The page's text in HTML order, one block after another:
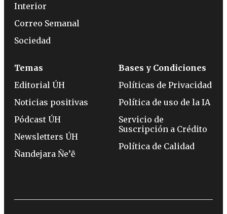
Interior
Correo Semanal
Sociedad
Temas
Editorial ÚH
Noticias positivas
Pódcast ÚH
Newsletters ÚH
Ñandejara Ñe’ẽ
Bases y Condiciones
Políticas de Privacidad
Política de uso de la IA
Servicio de
Suscripción a Crédito
Política de Calidad